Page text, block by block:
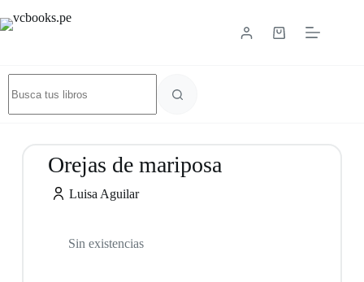
Orejas de mariposa
Luisa Aguilar
Sin existencias